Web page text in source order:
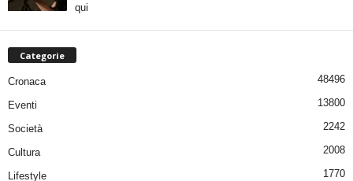
qui
Categorie
Cronaca 48496
Eventi 13800
Società 2242
Cultura 2008
Lifestyle 1770